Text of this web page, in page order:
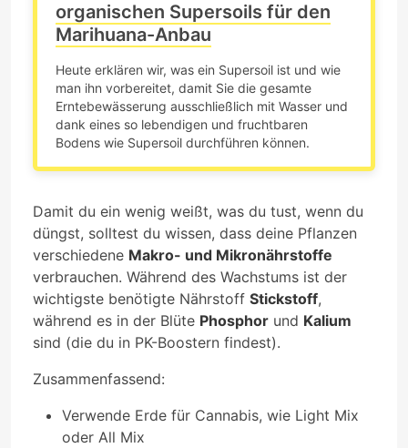
organischen Supersoils für den
Marihuana-Anbau
Heute erklären wir, was ein Supersoil ist und wie
man ihn vorbereitet, damit Sie die gesamte
Erntebewässerung ausschließlich mit Wasser und
dank eines so lebendigen und fruchtbaren
Bodens wie Supersoil durchführen können.
Damit du ein wenig weißt, was du tust, wenn du
düngst, solltest du wissen, dass deine Pflanzen
verschiedene Makro- und Mikronährstoffe
verbrauchen. Während des Wachstums ist der
wichtigste benötigte Nährstoff Stickstoff,
während es in der Blüte Phosphor und Kalium
sind (die du in PK-Boostern findest).
Zusammenfassend:
Verwende Erde für Cannabis, wie Light Mix
oder All Mix